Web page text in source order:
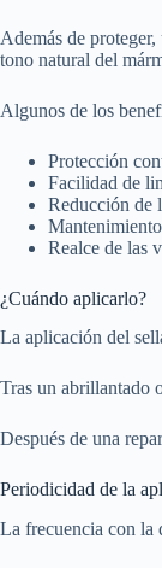
Además de
tono natural del
Algunos de los
Protección
Facilidad de
Reducción de
Realce de las
¿Cuándo aplicarlo?
La aplicación del
Tras un abrillantado
Después de una
Periodicidad de la
La frecuencia con la